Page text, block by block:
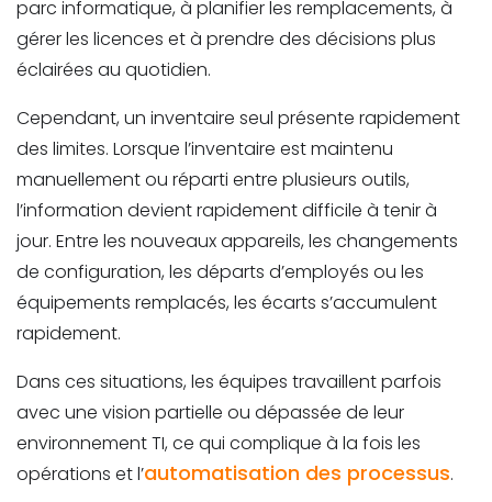
parc informatique, à planifier les remplacements, à
gérer les licences et à prendre des décisions plus
éclairées au quotidien.
Cependant, un inventaire seul présente rapidement
des limites. Lorsque l’inventaire est maintenu
manuellement ou réparti entre plusieurs outils,
l’information devient rapidement difficile à tenir à
jour. Entre les nouveaux appareils, les changements
de configuration, les départs d’employés ou les
équipements remplacés, les écarts s’accumulent
rapidement.
Dans ces situations, les équipes travaillent parfois
avec une vision partielle ou dépassée de leur
environnement TI, ce qui complique à la fois les
opérations et l’automatisation des processus.